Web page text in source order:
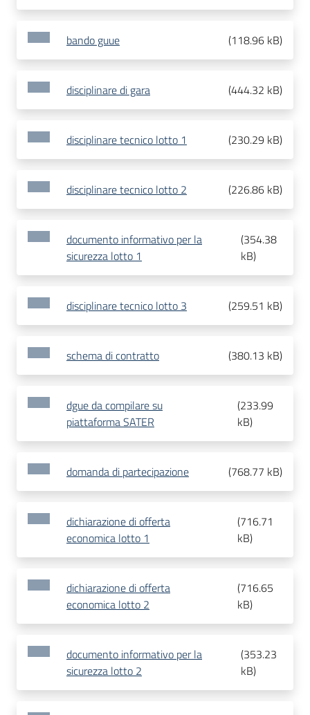
bando guue (118.96 kB)
disciplinare di gara (444.32 kB)
disciplinare tecnico lotto 1 (230.29 kB)
disciplinare tecnico lotto 2 (226.86 kB)
documento informativo per la
sicurezza lotto 1
(354.38
kB)
disciplinare tecnico lotto 3 (259.51 kB)
schema di contratto (380.13 kB)
dgue da compilare su
piattaforma SATER
(233.99
kB)
domanda di partecipazione (768.77 kB)
dichiarazione di offerta
economica lotto 1
(716.71
kB)
dichiarazione di offerta
economica lotto 2
(716.65
kB)
documento informativo per la
sicurezza lotto 2
(353.23
kB)